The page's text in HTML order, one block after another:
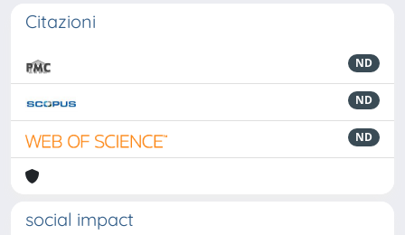
Citazioni
ND
ND
ND
social impact